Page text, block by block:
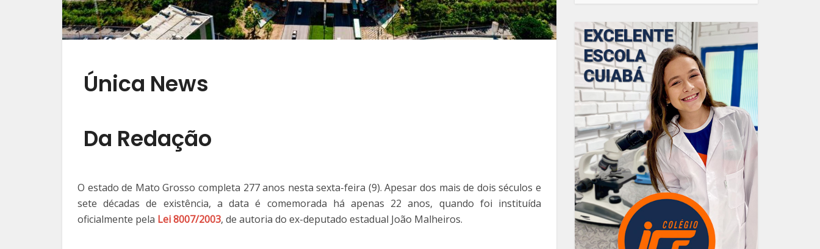
Única News
Da Redação
O estado de Mato Grosso completa 277 anos nesta sexta-feira (9). Apesar dos mais de dois séculos e
sete décadas de existência, a data é comemorada há apenas 22 anos, quando foi instituída
oficialmente pela Lei 8007/2003, de autoria do ex-deputado estadual João Malheiros.